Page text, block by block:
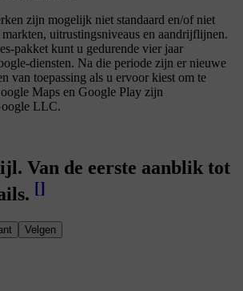
zijn mogelijk niet standaard en/of niet
uitrustingsniveaus en aandrijflijnen.
pakket kunt u gedurende vier jaar
diensten. Na die periode zijn er nieuwe
van toepassing als u ervoor kiest om te
Maps en Google Play zijn
LLC.
Van de eerste aanblik tot
[]
Velgen